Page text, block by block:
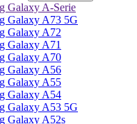
Galaxy A-Serie
Galaxy A73 5G
Galaxy A72
Galaxy A71
Galaxy A70
Galaxy A56
Galaxy A55
Galaxy A54
Galaxy A53 5G
Galaxy A52s